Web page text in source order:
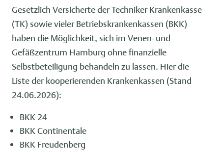
Gesetzlich Versicherte der Techniker Krankenkasse
(TK) sowie vieler Betriebskrankenkassen (BKK)
haben die Möglichkeit, sich im Venen- und
Gefäßzentrum Hamburg ohne finanzielle
Selbstbeteiligung behandeln zu lassen. Hier die
Liste der kooperierenden Krankenkassen (Stand
24.06.2026):
BKK 24
BKK Continentale
BKK Freudenberg